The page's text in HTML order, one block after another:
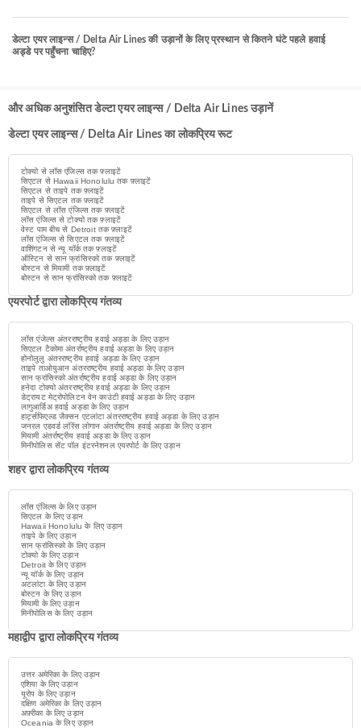
डेल्टा एयर लाइन्स / Delta Air Lines की उड़ानों के लिए प्रस्थान से कितने घंटे पहले हवाई
अड्डे पर पहुँचना चाहिए?
और अधिक अनुशंसित डेल्टा एयर लाइन्स / Delta Air Lines उड़ानें
डेल्टा एयर लाइन्स / Delta Air Lines का लोकप्रिय रूट
टोक्यो से लॉस एंजिल्स तक फ़्लाइटें
सिएटल से Hawaii Honolulu तक फ़्लाइटें
सिएटल से ताइपे तक फ़्लाइटें
ताइपे से सिएटल तक फ़्लाइटें
सिएटल से लॉस एंजिल्स तक फ़्लाइटें
लॉस एंजिल्स से टोक्यो तक फ़्लाइटें
वेस्ट पाम बीच से Detroit तक फ़्लाइटें
लॉस एंजिल्स से सिएटल तक फ़्लाइटें
वाशिंगटन से न्यू यॉर्क तक फ़्लाइटें
ऑस्टिन से सान फ्रांसिस्को तक फ़्लाइटें
बोस्टन से मियामी तक फ़्लाइटें
बोस्टन से सान फ्रांसिस्को तक फ़्लाइटें
एयरपोर्ट द्वारा लोकप्रिय गंतव्य
लॉस एंजेल्स अंतरराष्ट्रीय हवाई अड्डा के लिए उड़ान
सिएटल टैकोमा अंतर्राष्ट्रीय हवाई अड्डा के लिए उड़ान
होनोलुलु अंतरराष्ट्रीय हवाई अड्डा के लिए उड़ान
ताइपे ताओयुआन अंतरराष्ट्रीय हवाई अड्डा के लिए उड़ान
सान फ्रांसिस्को अंतर्राष्ट्रीय हवाई अड्डा के लिए उड़ान
हनेदा टोक्यो अंतरराष्ट्रीय हवाई अड्डा के लिए उड़ान
डेट्रायट मेट्रोपोलिटन वेन काउंटी हवाई अड्डा के लिए उड़ान
लागुआर्डिअ हवाई अड्डा के लिए उड़ान
हार्ट्सफिएल्ड जैक्सन एटलांटा अंतरराष्ट्रीय हवाई अड्डा के लिए उड़ान
जनरल एडवर्ड लॉरेंस लोगान अंतर्राष्ट्रीय हवाई अड्डा के लिए उड़ान
मियामी अंतर्राष्ट्रीय हवाई अड्डा के लिए उड़ान
मिनीपोलिस सेंट पॉल इंटरनेशनल एयरपोर्ट के लिए उड़ान
शहर द्वारा लोकप्रिय गंतव्य
लॉस एंजिल्स के लिए उड़ान
सिएटल के लिए उड़ान
Hawaii Honolulu के लिए उड़ान
ताइपे के लिए उड़ान
सान फ्रांसिस्को के लिए उड़ान
टोक्यो के लिए उड़ान
Detroit के लिए उड़ान
न्यू यॉर्क के लिए उड़ान
अटलांटा के लिए उड़ान
बोस्टन के लिए उड़ान
मियामी के लिए उड़ान
मिनीपोलिस के लिए उड़ान
महाद्वीप द्वारा लोकप्रिय गंतव्य
उत्तर अमेरिका के लिए उड़ान
एशिया के लिए उड़ान
यूरोप के लिए उड़ान
दक्षिण अमेरिका के लिए उड़ान
अफ़्रीका के लिए उड़ान
Oceania के लिए उड़ान